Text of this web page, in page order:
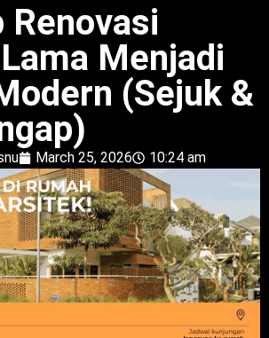
Renovasi
Menjadi
(Sejuk &
March 25, 2026 10:24 am